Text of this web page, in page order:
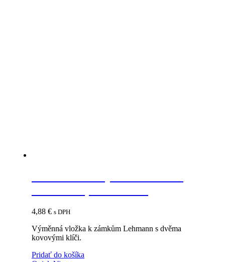
4,88 € s DPH
Výměnná vložka k zámkům Lehmann s dvěma
kovovými klíči.
Pridať do košíka